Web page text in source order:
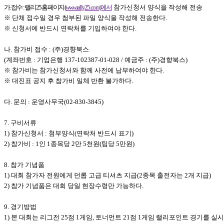
가. 접수 : 랠리25 홈페이지(www.rally25.com)에서 참가신청서 양식을 작성해 전송
※ 단체 접수일 경우 첨부된 파일 양식을 작성해 전송한다.
※ 신청서에 반드시 연락처를 기입하여야 한다.
나. 참가비 접수 : (주)경향북스
(계좌번호 : 기업은행 137-102387-01-028 / 예금주 : (주)경향북스)
※ 참가비는 참가신청서와 함께 사전에 납부하여야 한다.
※ 대진표 공지 후 참가비 일체 반환 불가하다.
다. 문의 : 운영사무국(02-830-3845)
7. 구비서류
1) 참가신청서 : 첨부양식(연락처 반드시 표기)
2) 참가비 : 1인 1종목당 2만 5천원(팀당 5만원)
8. 참가 기념품
1) 대회 참가자 전원에게 던롭 고급 티셔츠 지급(2종목 출전자는 2개 지급)
2) 참가 기념품은 대회 당일 현장수령만 가능하다.
9. 경기방법
1) 본 대회는 리그전 25점 1게임, 토너먼트 21점 1게임 랠리포인트 경기를 실